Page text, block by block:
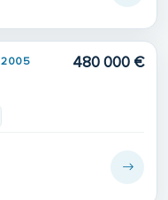
2005 480 000 €